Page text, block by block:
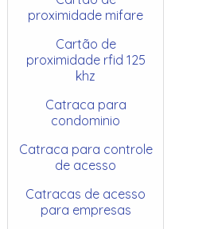
proximidade mifare
Cartão de
proximidade rfid 125
khz
Catraca para
condominio
Catraca para controle
de acesso
Catracas de acesso
para empresas